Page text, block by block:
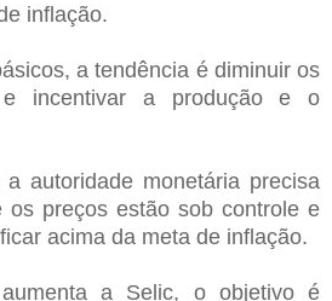
inflação.
a tendência é diminuir os
incentivar a produção e o
autoridade monetária precisa
os preços estão sob controle e
acima da meta de inflação.
a Selic, o objetivo é